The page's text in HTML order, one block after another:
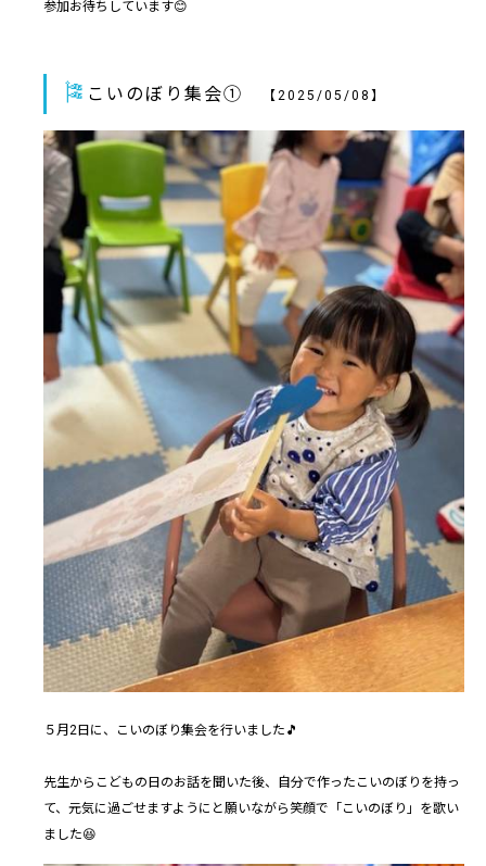
参加お待ちしています😊
🎏 こいのぼり集会① 【2025/05/08】
５月2日に、こいのぼり集会を行いました🎵
先生からこどもの日のお話を聞いた後、自分で作ったこいのぼりを持っ
て、元気に過ごせますようにと願いながら笑顔で「こいのぼり」を歌い
ました😆